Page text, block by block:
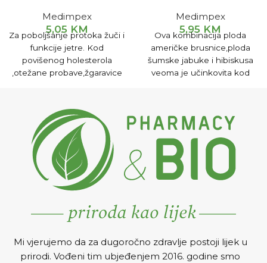
Medimpex
5,05 KM
Za poboljšanje protoka žuči i
funkcije jetre. Kod
povišenog holesterola
,otežane probave,žgaravice
1-2 čajne kašike
čaja preliti sa 2 dl ključale
vode i ostaviti da stoji 15 min.
Procijediti i piti. Uzimati 3x na
dan po šoljicu čaja prije
svakog obroka.
Medimpex
5,95 KM
Ova kombinacija ploda
američke brusnice,ploda
šumske jabuke i hibiskusa
veoma je učinkovita kod
reume , gihta i kod
želučanih smetnji
Pripremanje i upotreba
čajne kašike čaja preliti sa
2dl vruće vode i poklopiti.
šoljicu čaja. Plodove koji su
ostali nakon cijeđenja
Mi vjerujemo da za dugoročno zdravlje postoji lijek u
prirodi. Vođeni tim ubjeđenjem 2016. godine smo